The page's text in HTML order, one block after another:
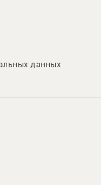
данных